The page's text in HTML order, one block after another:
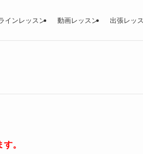
インレッスン 動画レッスン 出張レッ
。